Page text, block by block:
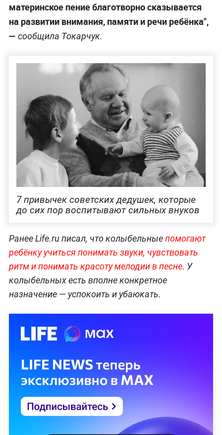
материнское пение благотворно сказывается
на развитии внимания, памяти и речи ребёнка",
— сообщила Токарчук.
7 привычек советских дедушек, которые
до сих пор воспитывают сильных внуков
Ранее Life.ru писал, что колыбельныепомогают
ребёнку учиться понимать звуки, чувствовать
ритм и понимать красоту мелодии в песне. У
колыбельных есть вполне конкретное
назначение — успокоить и убаюкать.